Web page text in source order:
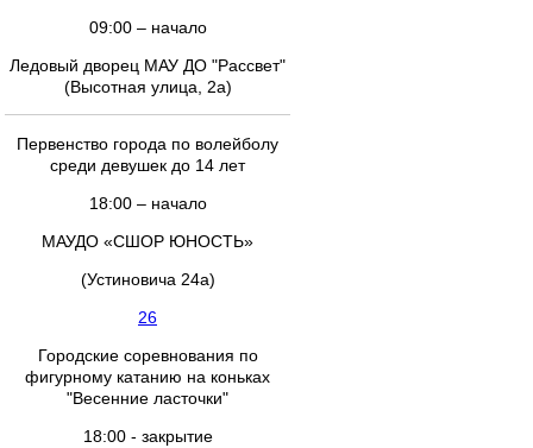
09:00 – начало
Ледовый дворец МАУ ДО "Рассвет"
(Высотная улица, 2а)
Первенство города по волейболу
среди девушек до 14 лет
18:00 – начало
МАУДО «СШОР ЮНОСТЬ»
(Устиновича 24а)
26
Городские соревнования по
фигурному катанию на коньках
"Весенние ласточки"
18:00 - закрытие